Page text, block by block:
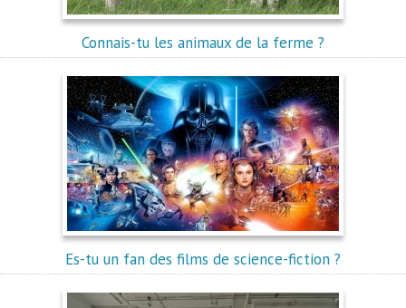
Connais-tu les animaux de la ferme ?
Es-tu un fan des films de science-fiction ?